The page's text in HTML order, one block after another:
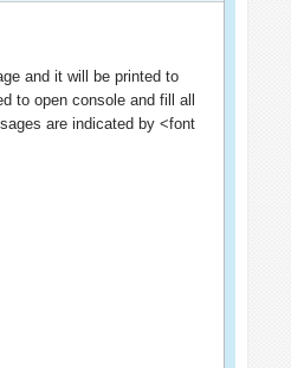
and it will be printed to
to open console and fill all
are indicated by <font